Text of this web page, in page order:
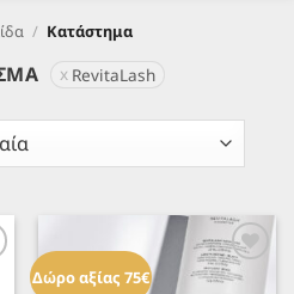
/ Κατάστημα
RevitaLash
Δώρο αξίας 75€
Προσθήκη
στα
Αγαπημένα